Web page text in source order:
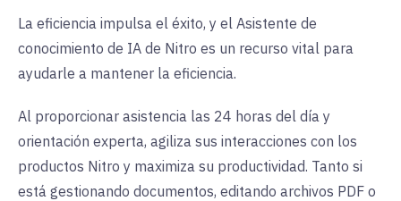
La eficiencia impulsa el éxito, y el Asistente de
conocimiento de IA de Nitro es un recurso vital para
ayudarle a mantener la eficiencia.
Al proporcionar asistencia las 24 horas del día y
orientación experta, agiliza sus interacciones con los
productos Nitro y maximiza su productividad. Tanto si
está gestionando documentos, editando archivos PDF o